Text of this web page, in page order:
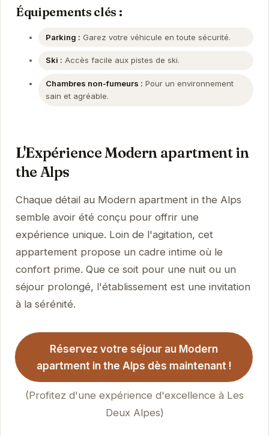
Équipements clés :
Parking : Garez votre véhicule en toute sécurité.
Ski : Accès facile aux pistes de ski.
Chambres non-fumeurs : Pour un environnement
sain et agréable.
L'Expérience Modern apartment in
the Alps
Chaque détail au Modern apartment in the Alps
semble avoir été conçu pour offrir une
expérience unique. Loin de l'agitation, cet
appartement propose un cadre intime où le
confort prime. Que ce soit pour une nuit ou un
séjour prolongé, l'établissement est une invitation
à la sérénité.
Réservez votre séjour au Modern
apartment in the Alps dès maintenant !
(Profitez d'une expérience d'excellence à Les
Deux Alpes)